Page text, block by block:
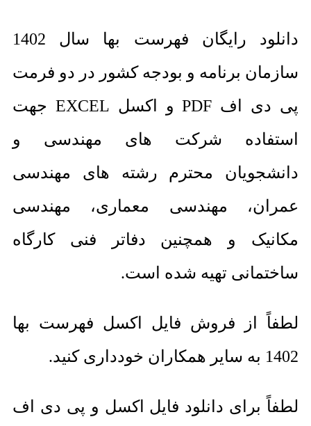
دانلود رایگان فهرست بها سال 1402
سازمان برنامه و بودجه کشور در دو فرمت
پی دی اف PDF و اکسل EXCEL جهت
استفاده شرکت های مهندسی و
دانشجویان محترم رشته های مهندسی
عمران، مهندسی معماری، مهندسی
مکانیک و همچنین دفاتر فنی کارگاه
ساختمانی تهیه شده است.
لطفاً از فروش فایل اکسل فهرست بها
1402 به سایر همکاران خودداری کنید.
لطفاً برای دانلود فایل اکسل و پی دی اف